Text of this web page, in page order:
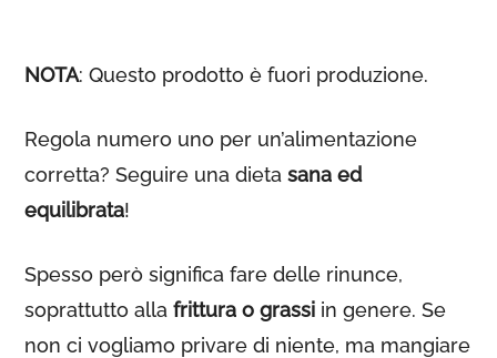
NOTA: Questo prodotto è fuori produzione.
Regola numero uno per un’alimentazione
corretta? Seguire una dietasana ed
equilibrata!
Spesso però significa fare delle rinunce,
soprattutto allafrittura o grassi in genere. Se
non ci vogliamo privare di niente, ma mangiare